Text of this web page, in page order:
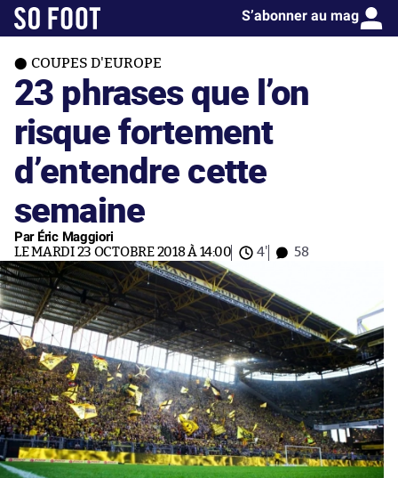
S’abonner au mag
COUPES D'EUROPE
23 phrases que l’on
risque fortement
d’entendre cette
semaine
Par Éric Maggiori
LE MARDI 23 OCTOBRE 2018 À 14:00 4' 58